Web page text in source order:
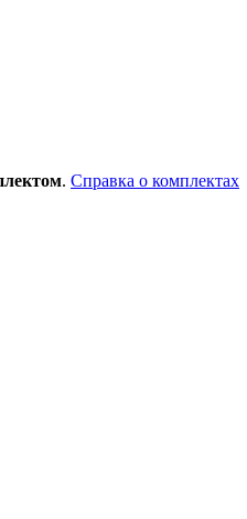
. Справка о комплектах